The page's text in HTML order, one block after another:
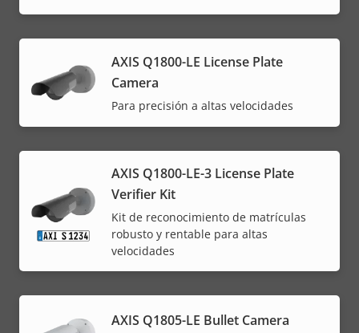
AXIS Q1800-LE License Plate
Camera
Para precisión a altas velocidades
AXIS Q1800-LE-3 License Plate
Verifier Kit
Kit de reconocimiento de matrículas
robusto y rentable para altas
velocidades
AXIS Q1805-LE Bullet Camera